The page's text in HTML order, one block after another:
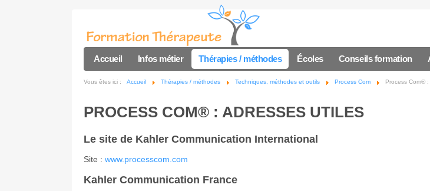
Accueil Infos métier Thérapies / méthodes Écoles Conseils formation
Vous êtes ici : Accueil Thérapies / méthodes Techniques, méthodes et outils Process Com Process Com®
PROCESS COM® : ADRESSES UTILES
Le site de Kahler Communication International
Site : www.processcom.com
Kahler Communication France